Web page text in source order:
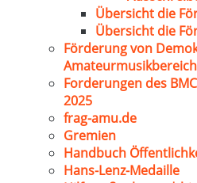
Übersicht die
Übersicht die
Förderung von
Amateurmusikbereich
Forderungen des
2025
frag-amu.de
Gremien
Handbuch
Hans-Lenz-Medaille